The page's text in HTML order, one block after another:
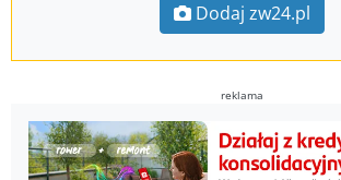
Dodaj zw24.pl
reklama